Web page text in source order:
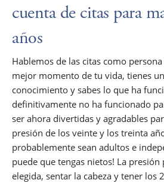
cuenta de citas para
años
Hablemos de las citas como
mejor momento de tu vida, tienes
conocimiento y sabes lo que ha
definitivamente no ha funcionado
ser ahora divertidas y agradables
presión de los veinte y los treinta
probablemente sean adultos e
puede que tengas nietos! La
elegida, sentar la cabeza y tener los